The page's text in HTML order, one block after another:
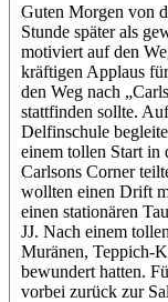
Guten Morgen von
Stunde später als
motiviert auf den
kräftigen Applaus
den Weg nach
stattfinden sollte.
Delfinschule
einem tollen Start in
Carlsons Corner
wollten einen Drift
einen stationären
JJ. Nach einem
Muränen, Teppich-
bewundert hatten.
vorbei zurück zur